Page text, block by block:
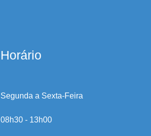
Horário
Segunda a Sexta-Feira
08h30 - 13h00